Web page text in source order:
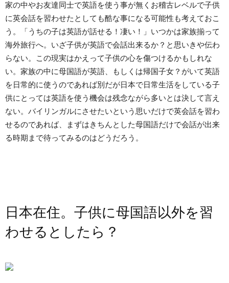
家の中やお友達同士で英語を使う事が無くお稽古レベルで子供
に英会話を習わせたとしても酷な事になる可能性も考えておこ
う。「うちの子は英語が話せる！凄い！」いつかは家族揃って
海外旅行へ。いざ子供が英語で会話出来るか？と思いきや伝わ
らない。この現実はかえって子供の心を傷つけるかもしれな
い。家族の中に母国語が英語、もしくは帰国子女？がいて英語
を日常的に使うのであれば別だが日本で日常生活をしている子
供にとっては英語を使う機会は残念ながら多いとは決して言え
ない。バイリンガルにさせたいという思いだけで英会話を習わ
せるのであれば、まずはきちんとした母国語だけで会話が出来
る時期まで待ってみるのはどうだろう。
日本在住。子供に母国語以外を習
わせるとしたら？